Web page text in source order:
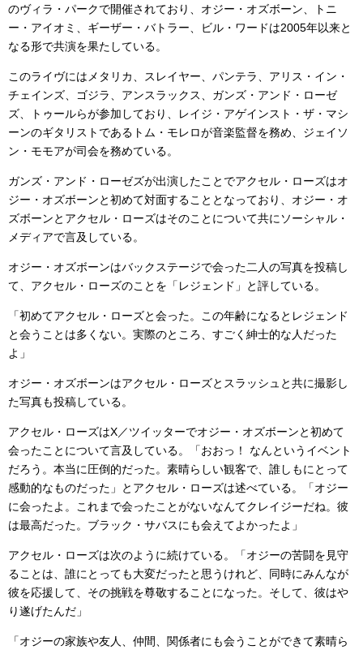
のヴィラ・パークで開催されており、オジー・オズボーン、トニ
ー・アイオミ、ギーザー・バトラー、ビル・ワードは2005年以来と
なる形で共演を果たしている。
このライヴにはメタリカ、スレイヤー、パンテラ、アリス・イン・
チェインズ、ゴジラ、アンスラックス、ガンズ・アンド・ローゼ
ズ、トゥールらが参加しており、レイジ・アゲインスト・ザ・マシ
ーンのギタリストであるトム・モレロが音楽監督を務め、ジェイソ
ン・モモアが司会を務めている。
ガンズ・アンド・ローゼズが出演したことでアクセル・ローズはオ
ジー・オズボーンと初めて対面することとなっており、オジー・オ
ズボーンとアクセル・ローズはそのことについて共にソーシャル・
メディアで言及している。
オジー・オズボーンはバックステージで会った二人の写真を投稿し
て、アクセル・ローズのことを「レジェンド」と評している。
「初めてアクセル・ローズと会った。この年齢になるとレジェンド
と会うことは多くない。実際のところ、すごく紳士的な人だった
よ」
オジー・オズボーンはアクセル・ローズとスラッシュと共に撮影し
た写真も投稿している。
アクセル・ローズはX／ツイッターでオジー・オズボーンと初めて
会ったことについて言及している。「おおっ！ なんというイベント
だろう。本当に圧倒的だった。素晴らしい観客で、誰しもにとって
感動的なものだった」とアクセル・ローズは述べている。「オジー
に会ったよ。これまで会ったことがないなんてクレイジーだね。彼
は最高だった。ブラック・サバスにも会えてよかったよ」
アクセル・ローズは次のように続けている。「オジーの苦闘を見守
ることは、誰にとっても大変だったと思うけれど、同時にみんなが
彼を応援して、その挑戦を尊敬することになった。そして、彼はや
り遂げたんだ」
「オジーの家族や友人、仲間、関係者にも会うことができて素晴ら